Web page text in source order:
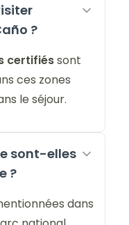
?
certifiéssont
ces zones
le séjour.
sont-elles
?
dans